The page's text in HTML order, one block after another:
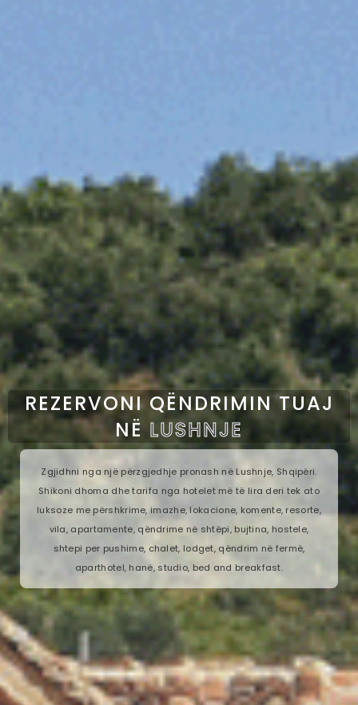
REZERVONI QËNDRIMIN TUAJ
NË LUSHNJE
Zgjidhni nga një përzgjedhje pronash në Lushnje, Shqipëri.
Shikoni dhoma dhe tarifa nga hotelet më të lira deri tek ato
luksoze me përshkrime, imazhe, lokacione, komente, resorte,
vila, apartamente, qëndrime në shtëpi, bujtina, hostele,
shtepi per pushime, chalet, lodget, qëndrim në fermë,
aparthotel, hanë, studio, bed and breakfast.